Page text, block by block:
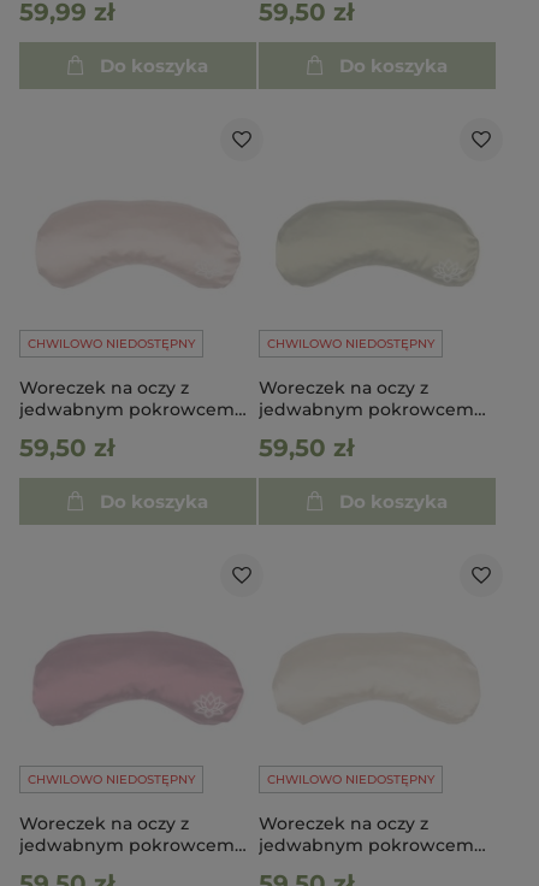
59,99 zł
Do koszyka
59,50 zł
Do koszyka
CHWILOWO NIEDOSTĘPNY
Woreczek na oczy z
jedwabnym pokrowcem
59,50 zł
Do koszyka
CHWILOWO NIEDOSTĘPNY
Woreczek na oczy z
jedwabnym pokrowcem
59,50 zł
Do koszyka
CHWILOWO NIEDOSTĘPNY
Woreczek na oczy z
jedwabnym pokrowcem
CHWILOWO NIEDOSTĘPNY
Woreczek na oczy z
jedwabnym pokrowcem